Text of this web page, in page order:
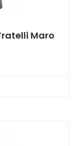
Maro